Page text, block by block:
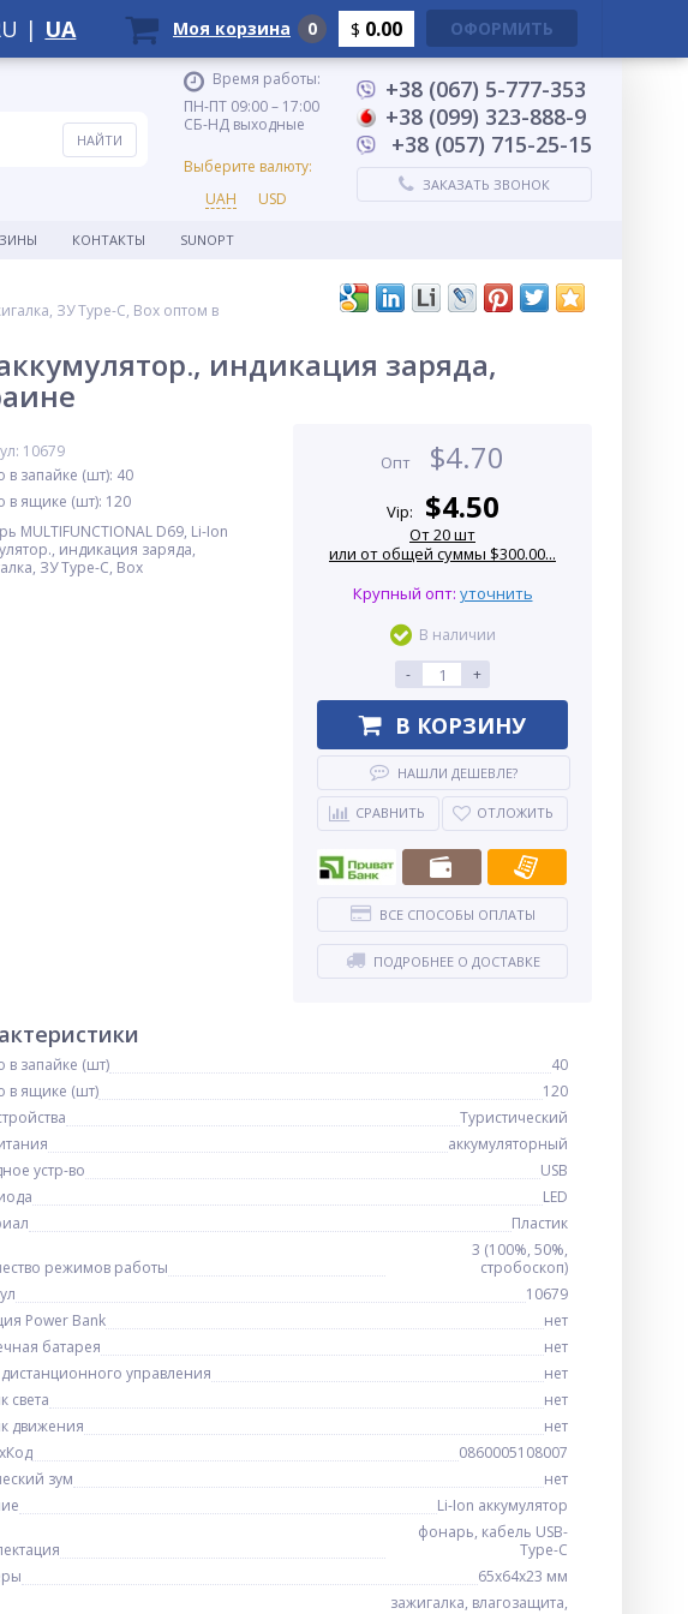
Время работы:
ПН-ПТ 09:00 – 17:00
СБ-НД выходные
Выберите валюту:
UAH
USD
+38 (067) 5-777-353
+38 (099) 323-888-9
+38 (057) 715-25-15
ЗАКАЗАТЬ ЗВОНОК
КОНТАКТЫ SUNOPT
ЗУ Type-C, Box оптом в
индикация заряда,
10679
в запайке (шт): 40
в ящике (шт): 120
MULTIFUNCTIONAL D69, Li-Ion
индикация заряда,
ЗУ Type-C, Box
Опт $4.70
Vip: $4.50
От 20 шт
или от общей суммы $300.00...
Крупный опт: уточнить
В наличии
-
+
В КОРЗИНУ
НАШЛИ ДЕШЕВЛЕ?
СРАВНИТЬ ОТЛОЖИТЬ
ВСЕ СПОСОБЫ ОПЛАТЫ
ПОДРОБНЕЕ О ДОСТАВКЕ
в запайке (шт)
40
в ящике (шт)
120
Туристический
аккумуляторный
устр-во
USB
LED
Пластик
режимов работы
3 (100%, 50%,
стробоскоп)
10679
Power Bank
нет
батарея
нет
дистанционного управления
нет
света
нет
движения
нет
0860005108007
зум
нет
Li-Ion аккумулятор
фонарь, кабель USB-
Type-C
65х64х23 мм
зажигалка, влагозащита,
| UA Моя корзина 0 $ 0.00 ОФОРМИТЬ